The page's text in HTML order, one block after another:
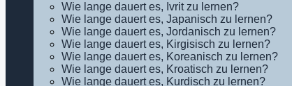
Wie lange dauert es, Ivrit zu lernen?
Wie lange dauert es, Japanisch zu lernen?
Wie lange dauert es, Jordanisch zu lernen?
Wie lange dauert es, Kirgisisch zu lernen?
Wie lange dauert es, Koreanisch zu lernen?
Wie lange dauert es, Kroatisch zu lernen?
Wie lange dauert es, Kurdisch zu lernen?